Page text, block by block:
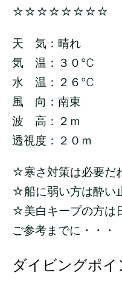
☆☆☆☆☆☆☆☆
天 気：晴れ
気 温：３０ ℃
水 温：２６ ℃
風 向：南東
波 高：２ｍ
透視度：２０ｍ
☆寒さ対策は必要だ
☆船に弱い方は酔い
☆美白キープの方は
ご参考までに・・・
ダイビングポイ